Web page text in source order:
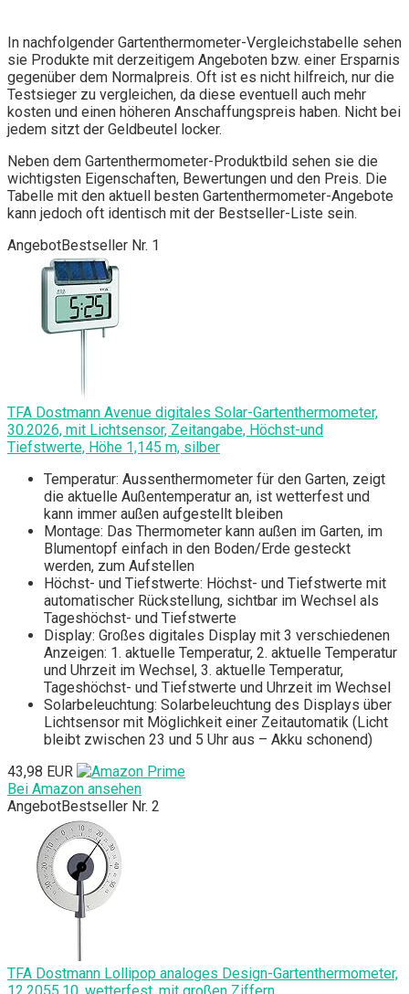
In nachfolgender Gartenthermometer-Vergleichstabelle sehen
sie Produkte mit derzeitigem Angeboten bzw. einer Ersparnis
gegenüber dem Normalpreis. Oft ist es nicht hilfreich, nur die
Testsieger zu vergleichen, da diese eventuell auch mehr
kosten und einen höheren Anschaffungspreis haben. Nicht bei
jedem sitzt der Geldbeutel locker.
Neben dem Gartenthermometer-Produktbild sehen sie die
wichtigsten Eigenschaften, Bewertungen und den Preis. Die
Tabelle mit den aktuell besten Gartenthermometer-Angebote
kann jedoch oft identisch mit der Bestseller-Liste sein.
AngebotBestseller Nr. 1
TFA Dostmann Avenue digitales Solar-Gartenthermometer,
30.2026, mit Lichtsensor, Zeitangabe, Höchst-und
Tiefstwerte, Höhe 1,145 m, silber
Temperatur: Aussenthermometer für den Garten, zeigt
die aktuelle Außentemperatur an, ist wetterfest und
kann immer außen aufgestellt bleiben
Montage: Das Thermometer kann außen im Garten, im
Blumentopf einfach in den Boden/Erde gesteckt
werden, zum Aufstellen
Höchst- und Tiefstwerte: Höchst- und Tiefstwerte mit
automatischer Rückstellung, sichtbar im Wechsel als
Tageshöchst- und Tiefstwerte
Display: Großes digitales Display mit 3 verschiedenen
Anzeigen: 1. aktuelle Temperatur, 2. aktuelle Temperatur
und Uhrzeit im Wechsel, 3. aktuelle Temperatur,
Tageshöchst- und Tiefstwerte und Uhrzeit im Wechsel
Solarbeleuchtung: Solarbeleuchtung des Displays über
Lichtsensor mit Möglichkeit einer Zeitautomatik (Licht
bleibt zwischen 23 und 5 Uhr aus – Akku schonend)
43,98 EUR
Bei Amazon ansehen
AngebotBestseller Nr. 2
TFA Dostmann Lollipop analoges Design-Gartenthermometer,